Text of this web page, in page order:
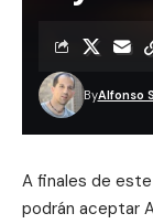
ByAlfonso
A finales de
podrán aceptar